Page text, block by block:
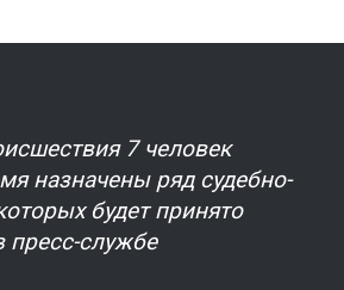
7 человек
назначены ряд судебно-
будет принято
пресс-службе